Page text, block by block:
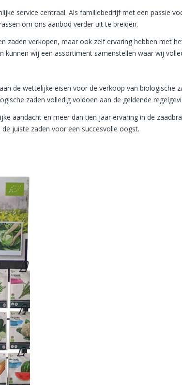
service centraal. Als familiebedrijf met een passie
om ons aanbod verder uit te breiden.
zaden verkopen, maar ook zelf ervaring hebben met
wij een assortiment samenstellen waar wij
de wettelijke eisen voor de verkoop van biologische
zaden volledig voldoen aan de geldende
aandacht en meer dan tien jaar ervaring in de
juiste zaden voor een succesvolle oogst.